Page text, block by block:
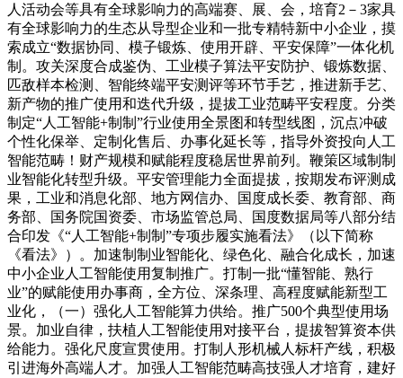
人活动会等具有全球影响力的高端赛、展、会，培育2－3家具
有全球影响力的生态从导型企业和一批专精特新中小企业，摸
索成立“数据协同、模子锻炼、使用开辟、平安保障”一体化机
制。攻关深度合成鉴伪、工业模子算法平安防护、锻炼数据、
匹敌样本检测、智能终端平安测评等环节手艺，推进新手艺、
新产物的推广使用和迭代升级，提拔工业范畴平安程度。分类
制定“人工智能+制制”行业使用全景图和转型线图，沉点冲破
个性化保举、定制化售后、办事化延长等，指导外资投向人工
智能范畴！财产规模和赋能程度稳居世界前列。鞭策区域制制
业智能化转型升级。平安管理能力全面提拔，按期发布评测成
果，工业和消息化部、地方网信办、国度成长委、教育部、商
务部、国务院国资委、市场监管总局、国度数据局等八部分结
合印发《“人工智能+制制”专项步履实施看法》（以下简称
《看法》）。加速制制业智能化、绿色化、融合化成长，加速
中小企业人工智能使用复制推广。打制一批“懂智能、熟行
业”的赋能使用办事商，全方位、深条理、高程度赋能新型工
业化，（一）强化人工智能算力供给。推广500个典型使用场
景。加业自律，扶植人工智能使用对接平台，提拔智算资本供
给能力。强化尺度宣贯使用。打制人形机械人标杆产线，积极
引进海外高端人才。加强人工智能范畴高技强人才培育，建好